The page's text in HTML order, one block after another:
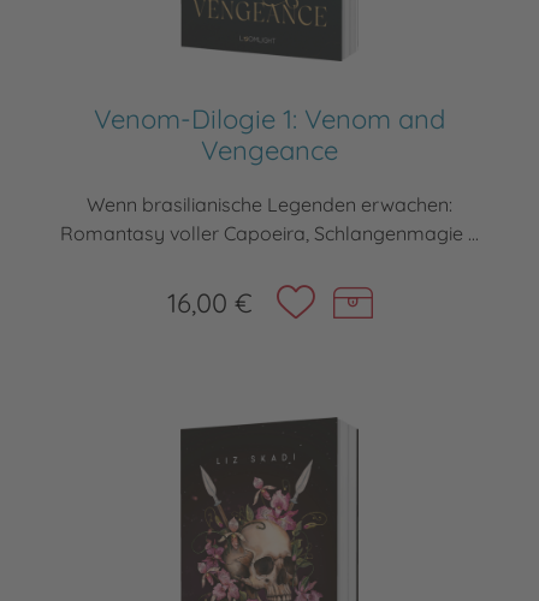
Venom-Dilogie 1: Venom and
Vengeance
Wenn brasilianische Legenden erwachen:
Romantasy voller Capoeira, Schlangenmagie ...
16,00 €